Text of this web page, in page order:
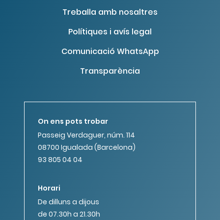
Treballa amb nosaltres
Polítiques i avís legal
Comunicació WhatsApp
Transparència
On ens pots trobar
Passeig Verdaguer, núm. 114
08700 Igualada (Barcelona)
93 805 04 04
Horari
De dilluns a dijous
de 07.30h a 21.30h